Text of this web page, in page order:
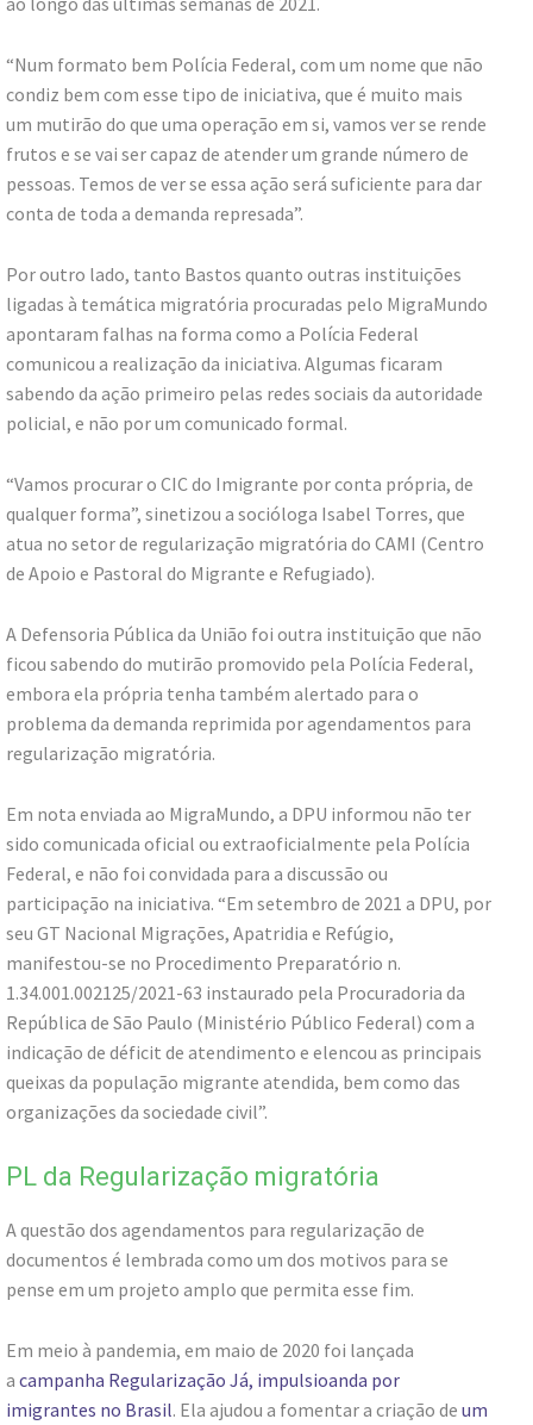
“Num formato bem Polícia Federal, com um nome que não
condiz bem com esse tipo de iniciativa, que é muito mais
um mutirão do que uma operação em si, vamos ver se rende
frutos e se vai ser capaz de atender um grande número de
pessoas. Temos de ver se essa ação será suficiente para dar
conta de toda a demanda represada”.
Por outro lado, tanto Bastos quanto outras instituições
ligadas à temática migratória procuradas pelo MigraMundo
apontaram falhas na forma como a Polícia Federal
comunicou a realização da iniciativa. Algumas ficaram
sabendo da ação primeiro pelas redes sociais da autoridade
policial, e não por um comunicado formal.
“Vamos procurar o CIC do Imigrante por conta própria, de
qualquer forma”, sinetizou a socióloga Isabel Torres, que
atua no setor de regularização migratória do CAMI (Centro
de Apoio e Pastoral do Migrante e Refugiado).
A Defensoria Pública da União foi outra instituição que não
ficou sabendo do mutirão promovido pela Polícia Federal,
embora ela própria tenha também alertado para o
problema da demanda reprimida por agendamentos para
regularização migratória.
Em nota enviada ao MigraMundo, a DPU informou não ter
sido comunicada oficial ou extraoficialmente pela Polícia
Federal, e não foi convidada para a discussão ou
participação na iniciativa. “Em setembro de 2021 a DPU, por
seu GT Nacional Migrações, Apatridia e Refúgio,
manifestou-se no Procedimento Preparatório n.
1.34.001.002125/2021-63 instaurado pela Procuradoria da
República de São Paulo (Ministério Público Federal) com a
indicação de déficit de atendimento e elencou as principais
queixas da população migrante atendida, bem como das
organizações da sociedade civil”.
PL da Regularização migratória
A questão dos agendamentos para regularização de
documentos é lembrada como um dos motivos para se
pense em um projeto amplo que permita esse fim.
Em meio à pandemia, em maio de 2020 foi lançada
a campanha Regularização Já, impulsioanda por
imigrantes no Brasil. Ela ajudou a fomentar a criação de um